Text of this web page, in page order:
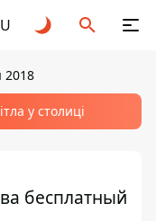
2018
у столиці
бесплатный